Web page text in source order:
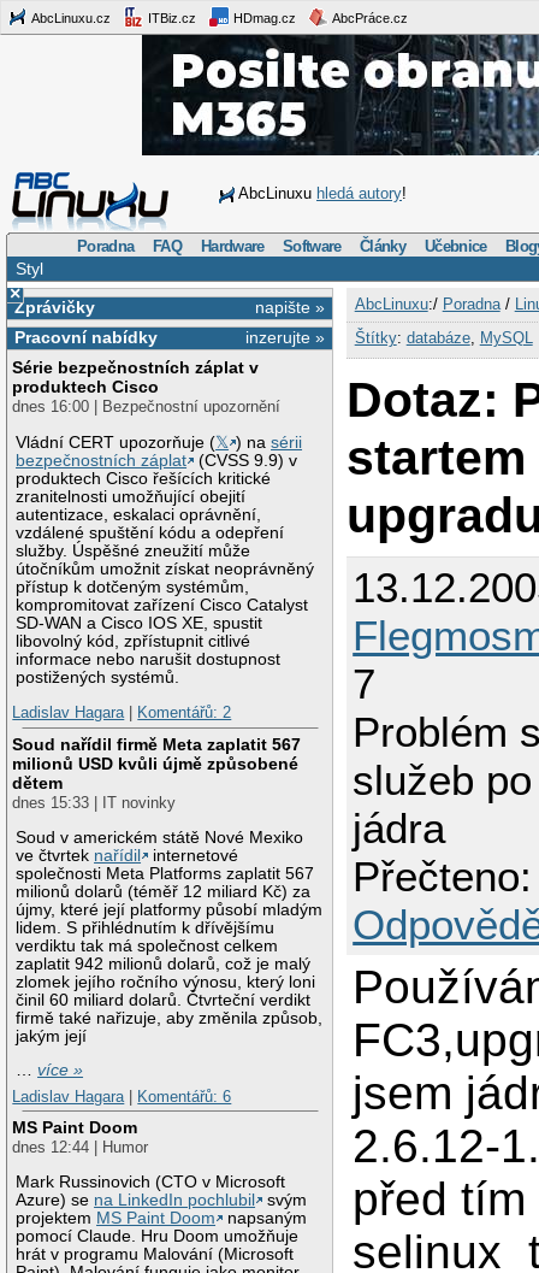
AbcLinuxu.cz ITBiz.cz HDmag.cz AbcPráce.cz
AbcLinuxu hledá autory!
Poradna FAQ Hardware Software Články Učebnice
Styl
×
napište »
Zprávičky
inzerujte »
Pracovní nabídky
Série bezpečnostních záplat v
produktech Cisco
dnes 16:00 | Bezpečnostní upozornění
Vládní CERT upozorňuje (𝕏 ) nasérii
bezpečnostních záplat
(CVSS 9.9) v
produktech Cisco řešících kritické
zranitelnosti umožňující obejití
autentizace, eskalaci oprávnění,
vzdálené spuštění kódu a odepření
služby. Úspěšné zneužití může
útočníkům umožnit získat neoprávněný
přístup k dotčeným systémům,
kompromitovat zařízení Cisco Catalyst
SD-WAN a Cisco IOS XE, spustit
libovolný kód, zpřístupnit citlivé
informace nebo narušit dostupnost
postižených systémů.
Ladislav Hagara| Komentářů: 2
Soud nařídil firmě Meta zaplatit 567
milionů USD kvůli újmě způsobené
dětem
dnes 15:33 | IT novinky
Soud v americkém státě Nové Mexiko
ve čtvrtek nařídil
internetové
společnosti Meta Platforms zaplatit 567
milionů dolarů (téměř 12 miliard Kč) za
újmy, které její platformy působí mladým
lidem. S přihlédnutím k dřívějšímu
verdiktu tak má společnost celkem
zaplatit 942 milionů dolarů, což je malý
zlomek jejího ročního výnosu, který loni
činil 60 miliard dolarů. Čtvrteční verdikt
firmě také nařizuje, aby změnila způsob,
jakým její
…více »
Ladislav Hagara
Komentářů: 6
MS Paint Doom
dnes 12:44 | Humor
Mark Russinovich (CTO v Microsoft
Azure) se na LinkedIn pochlubil
svým
projektem MS Paint Doom
napsaným
pomocí Claude. Hru Doom umožňuje
hrát v programu Malování (Microsoft
AbcLinuxu:/ Poradna/
Štítky: databáze, MySQL
Dotaz:
7
Problém
služeb
jádra
jsem
2.6.12-
před